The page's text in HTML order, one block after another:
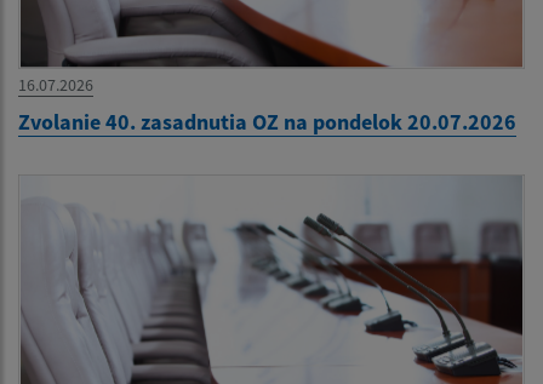
16.07.2026
Zvolanie 40. zasadnutia OZ na pondelok 20.07.2026